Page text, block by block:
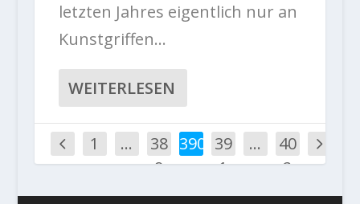
letzten Jahres eigentlich nur an
Kunstgriffen...
WEITERLESEN
1 …
38
9
390 39
1
…
40
2